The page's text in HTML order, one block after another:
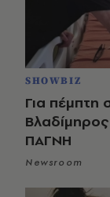
SHOWBIZ
Για πέμπτη
Βλαδίμηρος
ΠΑΓΝΗ
Newsroom